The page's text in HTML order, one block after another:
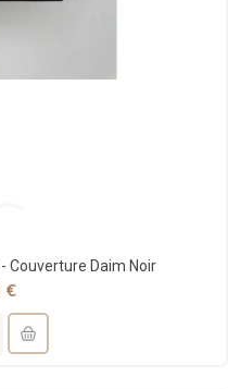
Couverture Daim Noir
€